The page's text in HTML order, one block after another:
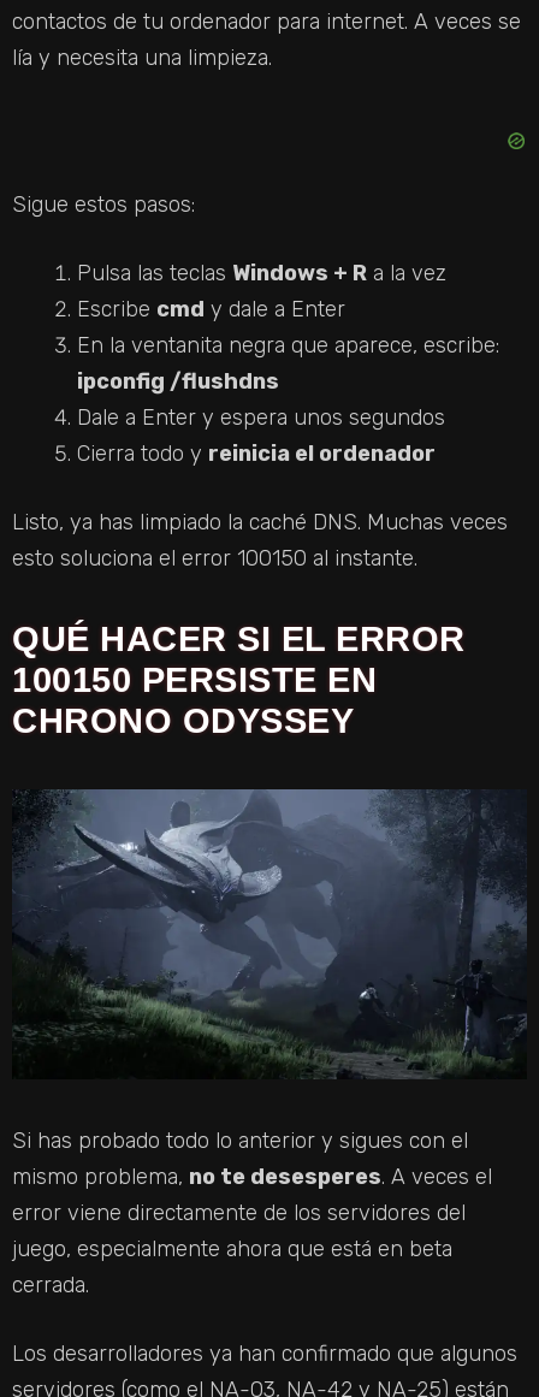
contactos de tu ordenador para internet. A veces se
lía y necesita una limpieza.
Sigue estos pasos:
Pulsa las teclas Windows + R a la vez
Escribe cmd y dale a Enter
En la ventanita negra que aparece, escribe:
ipconfig /flushdns
Dale a Enter y espera unos segundos
Cierra todo y reinicia el ordenador
Listo, ya has limpiado la caché DNS. Muchas veces
esto soluciona el error 100150 al instante.
QUÉ HACER SI EL ERROR
100150 PERSISTE EN
CHRONO ODYSSEY
Si has probado todo lo anterior y sigues con el
mismo problema, no te desesperes. A veces el
error viene directamente de los servidores del
juego, especialmente ahora que está en beta
cerrada.
Los desarrolladores ya han confirmado que algunos
servidores (como el NA-03, NA-42 y NA-25) están